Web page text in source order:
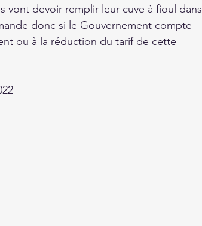
vont devoir remplir leur cuve à fioul dans
donc si le Gouvernement compte
ou à la réduction du tarif de cette